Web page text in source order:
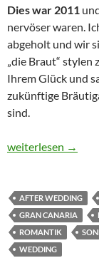
Dies war 2011
nervöser waren.
abgeholt und wir
„die Braut“ stylen
Ihrem Glück und
zukünftige
sind.
eines meiner 1.
weiterlesen →
AFTER WEDDING
GRAN CANARIA
ROMANTIK
WEDDING